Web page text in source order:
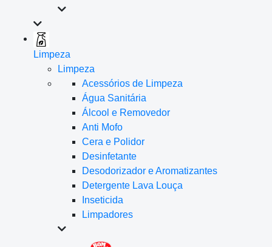
Limpeza
Limpeza
Acessórios de Limpeza
Água Sanitária
Álcool e Removedor
Anti Mofo
Cera e Polidor
Desinfetante
Desodorizador e Aromatizantes
Detergente Lava Louça
Inseticida
Limpadores